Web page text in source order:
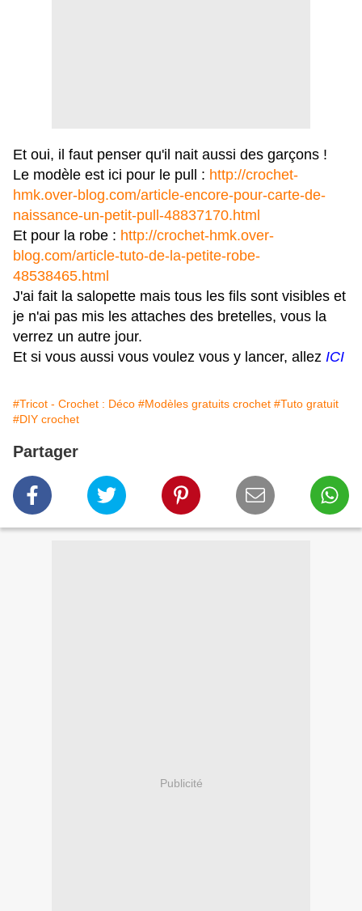
Et oui, il faut penser qu'il nait aussi des garçons !
Le modèle est ici pour le pull : http://crochet-
hmk.over-blog.com/article-encore-pour-carte-de-
naissance-un-petit-pull-48837170.html
Et pour la robe : http://crochet-hmk.over-
blog.com/article-tuto-de-la-petite-robe-
48538465.html
J'ai fait la salopette mais tous les fils sont visibles et
je n'ai pas mis les attaches des bretelles, vous la
verrez un autre jour.
Et si vous aussi vous voulez vous y lancer, allez ICI
#Tricot - Crochet : Déco #Modèles gratuits crochet #Tuto gratuit
#DIY crochet
Partager
Publicité